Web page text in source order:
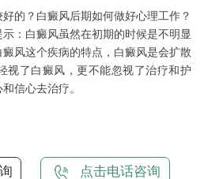
？白癜风后期如何做好心理工作？
示：白癜风虽然在初期的时候是不明显
风这个疾病的特点，白癜风是会扩散
视了白癜风，更不能忽视了治疗和护
信心去治疗。
点击电话咨询